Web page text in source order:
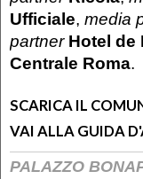
Ufficiale, media
partner Hotel de
Centrale Roma.
SCARICA IL
VAI ALLA GUIDA
PALAZZO